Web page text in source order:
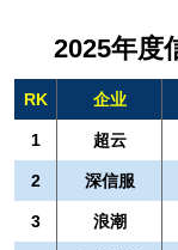
2025年度
RK 企业
1 超云
2 深信服
3 浪潮